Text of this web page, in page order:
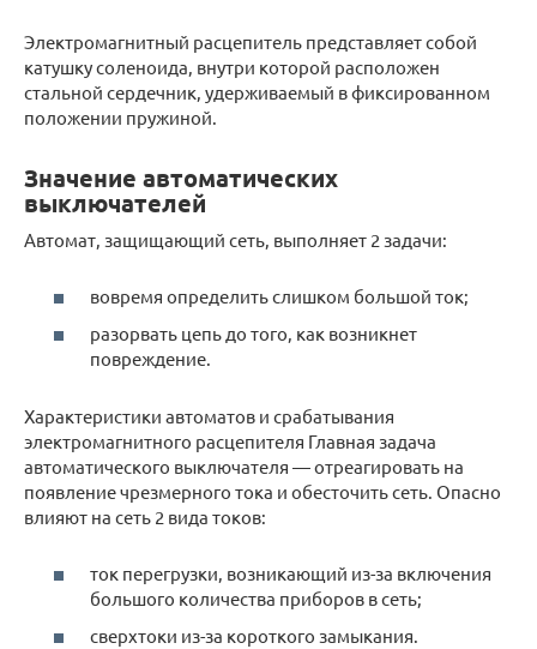
Электромагнитный расцепитель представляет собой
катушку соленоида, внутри которой расположен
стальной сердечник, удерживаемый в фиксированном
положении пружиной.
Значение автоматических
выключателей
Автомат, защищающий сеть, выполняет 2 задачи:
вовремя определить слишком большой ток;
разорвать цепь до того, как возникнет
повреждение.
Характеристики автоматов и срабатывания
электромагнитного расцепителя Главная задача
автоматического выключателя — отреагировать на
появление чрезмерного тока и обесточить сеть. Опасно
влияют на сеть 2 вида токов:
ток перегрузки, возникающий из-за включения
большого количества приборов в сеть;
сверхтоки из-за короткого замыкания.